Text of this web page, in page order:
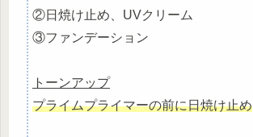
②日焼け止め、UVクリーム
③ファンデーション
トーンアップ
プライムプライマーの前に日焼け止め